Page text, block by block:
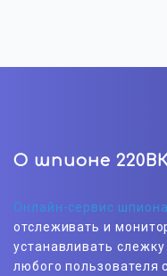
О шпионе
Онлайн-сервис
отслеживать и
устанавливать
любого пользователя